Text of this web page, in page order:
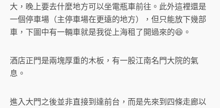
大，晚上要去什麼地方可以坐電瓶車前往。此外這裡還是
一個停車場（主停車場在更遠的地方），但只能放下幾部
車，下圖中有一輛車就是我從上海租了開過來的😆。
酒店正門是兩塊厚重的木板，有一股江南名門大院的氣
息。
進入大門之後並非直接到達前台，而是先來到四條走廊以